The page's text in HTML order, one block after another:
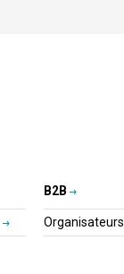
B2B
Organisateurs